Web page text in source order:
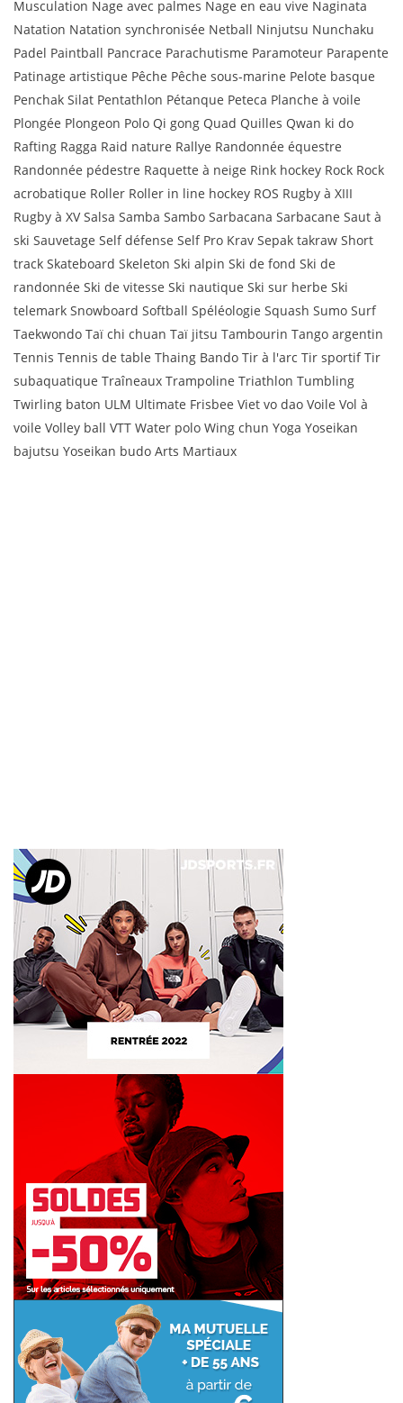
Musculation Nage avec palmes Nage en eau vive Naginata
Natation Natation synchronisée Netball Ninjutsu Nunchaku
Padel Paintball Pancrace Parachutisme Paramoteur Parapente
Patinage artistique Pêche Pêche sous-marine Pelote basque
Penchak Silat Pentathlon Pétanque Peteca Planche à voile
Plongée Plongeon Polo Qi gong Quad Quilles Qwan ki do
Rafting Ragga Raid nature Rallye Randonnée équestre
Randonnée pédestre Raquette à neige Rink hockey Rock Rock
acrobatique Roller Roller in line hockey ROS Rugby à XIII
Rugby à XV Salsa Samba Sambo Sarbacana Sarbacane Saut à
ski Sauvetage Self défense Self Pro Krav Sepak takraw Short
track Skateboard Skeleton Ski alpin Ski de fond Ski de
randonnée Ski de vitesse Ski nautique Ski sur herbe Ski
telemark Snowboard Softball Spéléologie Squash Sumo Surf
Taekwondo Taï chi chuan Taï jitsu Tambourin Tango argentin
Tennis Tennis de table Thaing Bando Tir à l'arc Tir sportif Tir
subaquatique Traîneaux Trampoline Triathlon Tumbling
Twirling baton ULM Ultimate Frisbee Viet vo dao Voile Vol à
voile Volley ball VTT Water polo Wing chun Yoga Yoseikan
bajutsu Yoseikan budo Arts Martiaux